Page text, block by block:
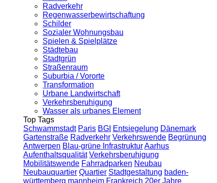
Radverkehr
Regenwasserbewirtschaftung
Schilder
Sozialer Wohnungsbau
Spielen & Spielplätze
Städtebau
Stadtgrün
Straßenraum
Suburbia / Vororte
Transformation
Urbane Landwirtschaft
Verkehrsberuhigung
Wasser als urbanes Element
Top Tags
Schwammstadt Paris BGI Entsiegelung Dänemark
Gartenstraße Radverkehr Verkehrswende Begrünung
Antwerpen Blau-grüne InfrastrukturAarhus
Aufenthaltsqualität Verkehrsberuhigung
Mobilitätswende Fahrradparken Neubau
Neubauquartier Quartier Stadtgestaltung baden-
württemberg mannheim Frankreich 20er Jahre